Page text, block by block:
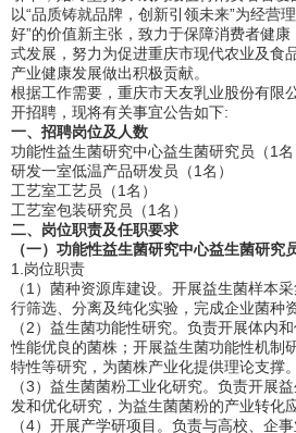
以“品质铸就品牌，创新引领未来”为经营
好”的价值新主张，致力于保障消费者健
式发展，努力为促进重庆市现代农业及食
产业健康发展做出积极贡献。
根据工作需要，重庆市天友乳业股份有限
开招聘，现将有关事宜公告如下:
一、招聘岗位及人数
功能性益生菌研究中心益生菌研究员（1名
研发一室低温产品研发员（1名）
工艺室工艺员（1名）
工艺室包装研究员（1名）
二、岗位职责及任职要求
（一）功能性益生菌研究中心益生菌研究
1.岗位职责
（1）菌种资源库建设。开展益生菌样本
行筛选、分离及纯化实验，完成企业菌种
（2）益生菌功能性研究。负责开展体内
性能优良的菌株；开展益生菌功能性机制
特性等研究，为菌株产业化提供理论支撑。
（3）益生菌菌粉工业化研究。负责开展
发和优化研究，为益生菌菌粉的产业转化
（4）开展产学研项目。负责与高校、企